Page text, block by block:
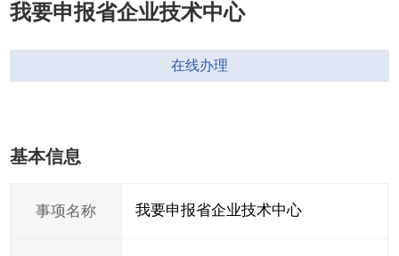
我要申报省企业技术中心
在线办理
基本信息
事项名称 我要申报省企业技术中心